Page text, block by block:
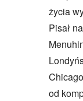
życia
Pisał
od